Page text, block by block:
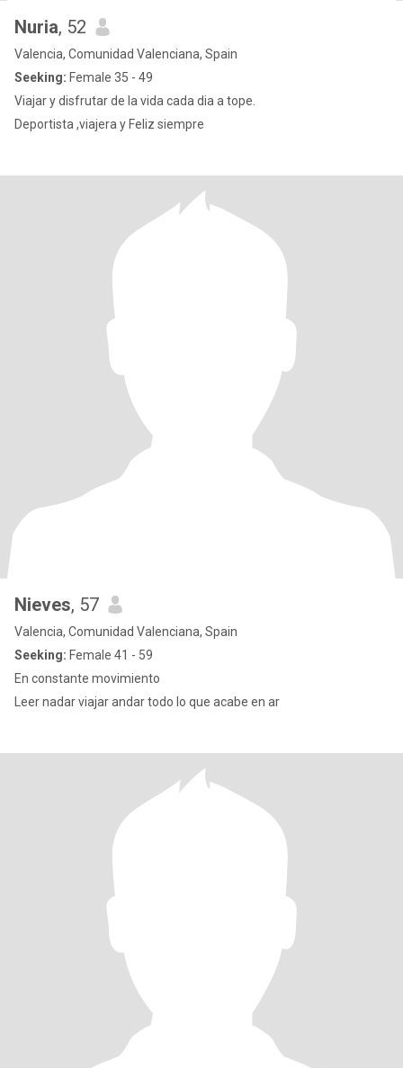
Nuria, 52
Valencia, Comunidad Valenciana, Spain
Seeking: Female 35 - 49
Viajar y disfrutar de la vida cada dia a tope.
Deportista ,viajera y Feliz siempre
Nieves, 57
Valencia, Comunidad Valenciana, Spain
Seeking: Female 41 - 59
En constante movimiento
Leer nadar viajar andar todo lo que acabe en ar